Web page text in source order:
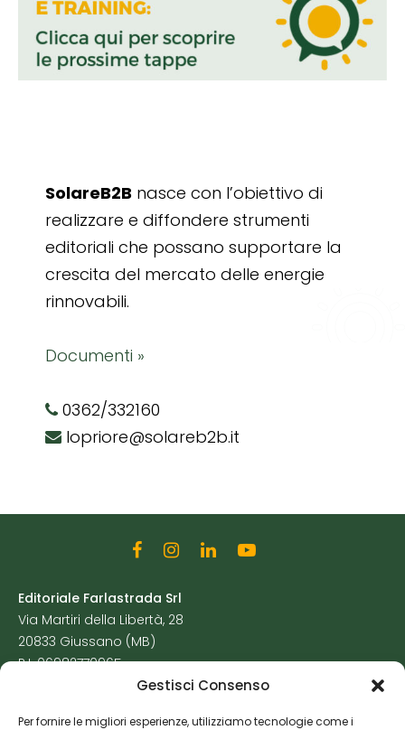
Gestisci Consenso
Per fornire le migliori esperienze, utilizziamo tecnologie come i
SolareB2B nasce con l’obiettivo di
realizzare e diffondere strumenti
editoriali che possano supportare la
crescita del mercato delle energie
rinnovabili.
Documenti »
0362/332160
lopriore@solareb2b.it
Editoriale Farlastrada Srl
Via Martiri della Libertà, 28
20833 Giussano (MB)
P.I. 06982770965